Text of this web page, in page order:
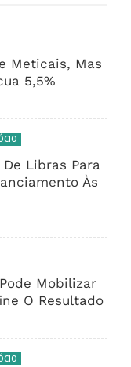
Meticais, Mas
5,5%
Libras Para
Às
Mobilizar
O Resultado